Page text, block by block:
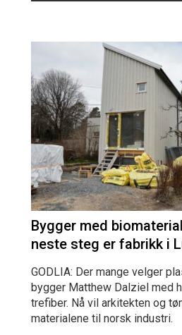
Bygger med
neste steg er fabrikk i
GODLIA: Der mange velger
bygger Matthew Dalziel med
trefiber. Nå vil arkitekten og
materialene til norsk industri.